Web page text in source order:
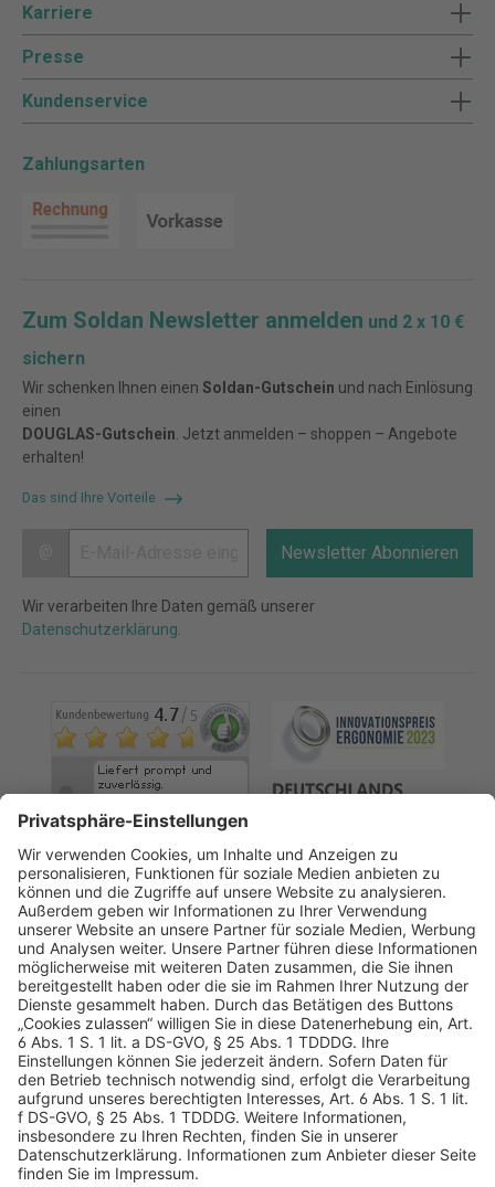
Karriere
Presse
Kundenservice
Zahlungsarten
Zum Soldan Newsletter anmelden und 2 x 10 €
sichern
Wir schenken Ihnen einen Soldan-Gutschein und nach Einlösung
einen
DOUGLAS-Gutschein . Jetzt anmelden – shoppen – Angebote
erhalten!
Das sind Ihre Vorteile
Newsletter Abonnieren
Wir verarbeiten Ihre Daten gemäß unserer
Datenschutzerklärung
AGB Datenschutz
Impressum
Sicherheitshinweis
Compliance